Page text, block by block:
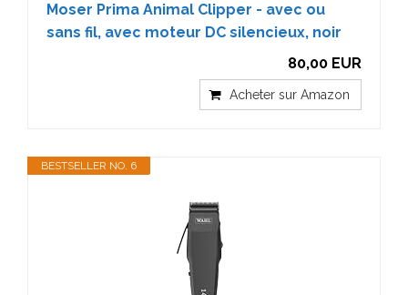
Moser Prima Animal Clipper - avec ou
sans fil, avec moteur DC silencieux, noir
80,00 EUR
Acheter sur Amazon
BESTSELLER NO. 6